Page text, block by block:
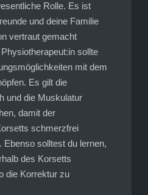
Rolle. Es ist
und deine Familie
vertraut gemacht
sollte
mit dem
Es gilt die
und die Muskulatur
damit der
schmerzfrei
Ebenso solltest du lernen,
des Korsetts
die Korrektur zu